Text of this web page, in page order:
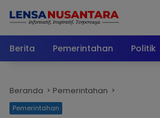
Berita
Pemerintahan Politik
Beranda Pemerintahan
Pemerintahan